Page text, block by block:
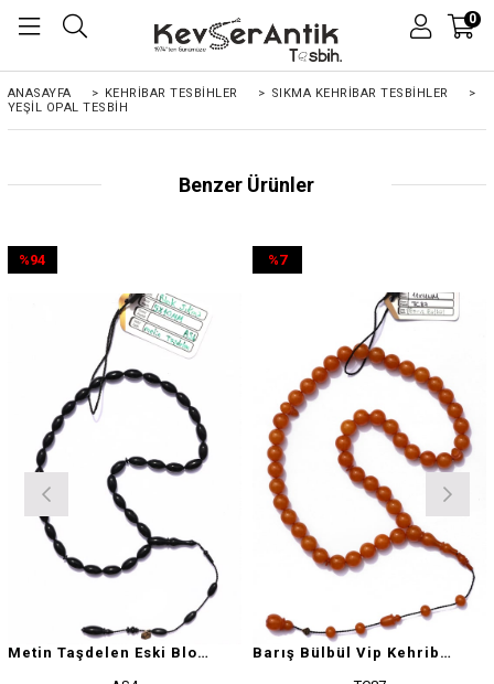
0
ANASAYFA > KEHRIBAR TESBIHLER > SIKMA KEHRİBAR TESBİHLER
>
YEŞIL OPAL TESBIH
Benzer Ürünler
Metin Taşdelen Eski Blok Sıkma
%94
Barış Bülbül Vip Kehribar Tesbih
%7